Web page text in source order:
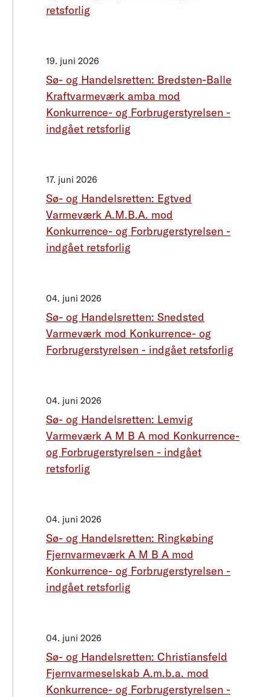
retsforlig
19. juni 2026
Sø- og Handelsretten: Bredsten-Balle
Kraftvarmeværk amba mod
Konkurrence- og Forbrugerstyrelsen -
indgået retsforlig
17. juni 2026
Sø- og Handelsretten: Egtved
Varmeværk A.M.B.A. mod
Konkurrence- og Forbrugerstyrelsen -
indgået retsforlig
04. juni 2026
Sø- og Handelsretten: Snedsted
Varmeværk mod Konkurrence- og
Forbrugerstyrelsen - indgået retsforlig
04. juni 2026
Sø- og Handelsretten: Lemvig
Varmeværk A M B A mod Konkurrence-
og Forbrugerstyrelsen - indgået
retsforlig
04. juni 2026
Sø- og Handelsretten: Ringkøbing
Fjernvarmeværk A M B A mod
Konkurrence- og Forbrugerstyrelsen -
indgået retsforlig
04. juni 2026
Sø- og Handelsretten: Christiansfeld
Fjernvarmeselskab A.m.b.a. mod
Konkurrence- og Forbrugerstyrelsen -